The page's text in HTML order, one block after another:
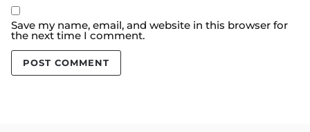
Save my name, email, and website in this browser for
the next time I comment.